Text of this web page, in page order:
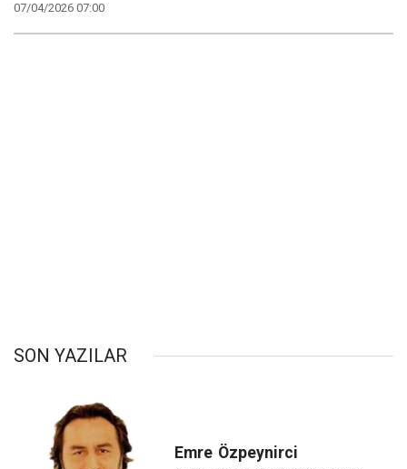
07/04/2026 07:00
SON YAZILAR
Emre Özpeynirci